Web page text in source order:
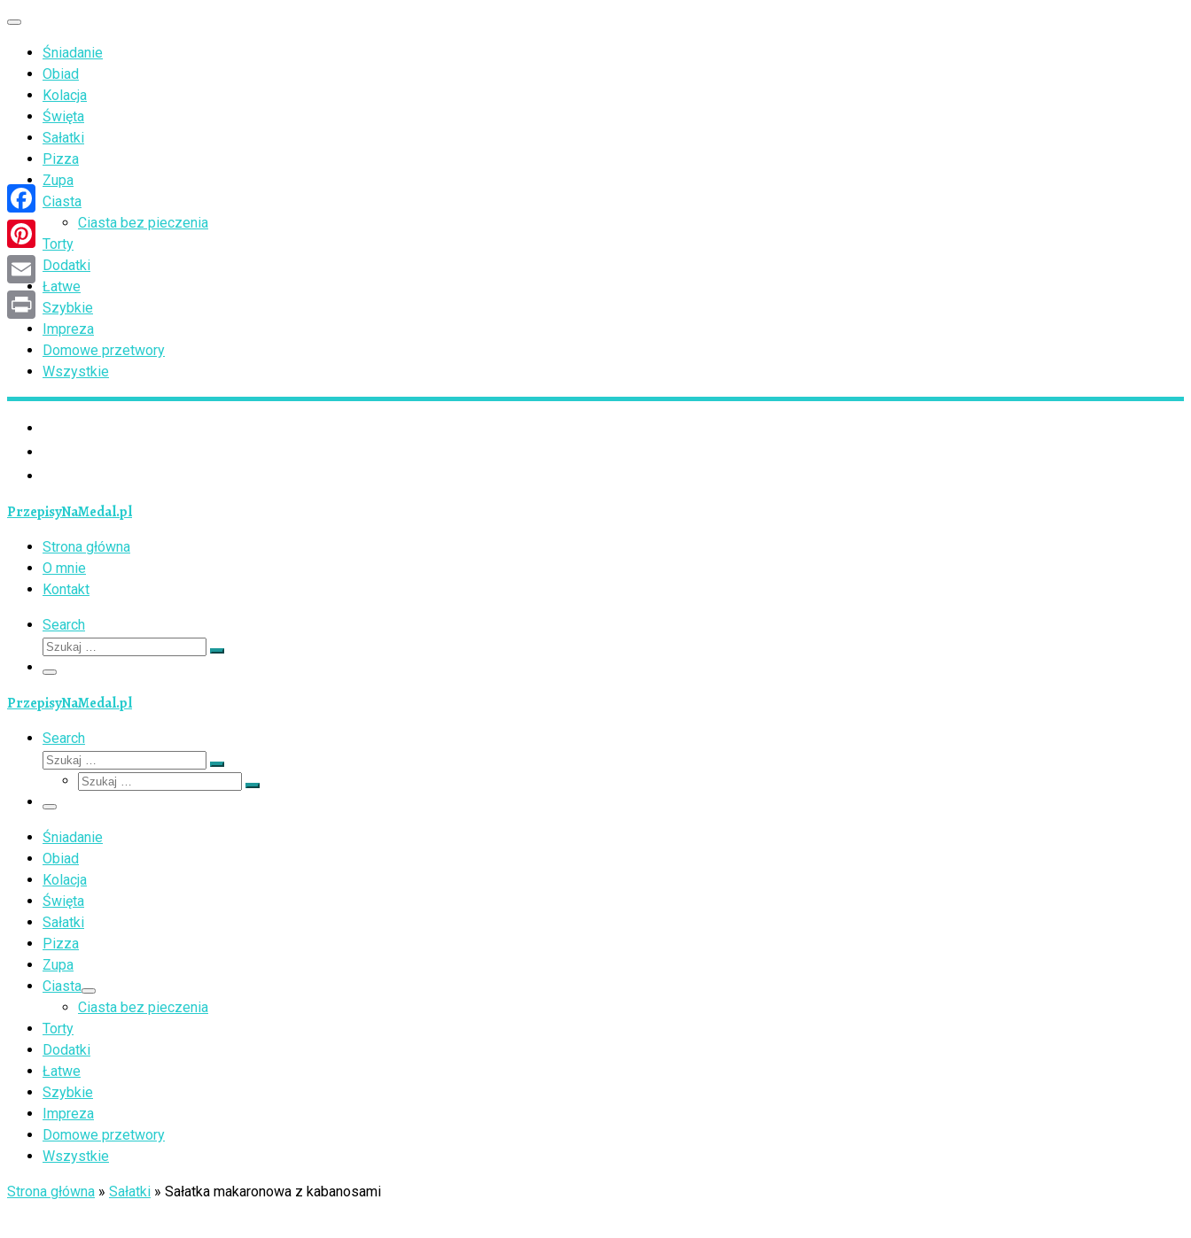
Przejdź
treści
Menu
Śniadanie
Obiad
Kolacja
Święta
Sałatki
Pizza
Zupa
Ciasta
Ciasta bez pieczenia
Torty
Dodatki
Łatwe
Szybkie
Impreza
Domowe przetwory
Wszystkie
PrzepisyNaMedal.pl
Strona główna
O mnie
Kontakt
Search
Szukaj
Szukaj
Menu
PrzepisyNaMedal.pl
Search
Szukaj
Szukaj
Szukaj
Szukaj
Menu
Śniadanie
Obiad
Kolacja
Święta
Sałatki
Pizza
Zupa
Ciasta
Ciasta bez pieczenia
Torty
Dodatki
Łatwe
Szybkie
Impreza
Domowe przetwory
Wszystkie
Strona główna » Sałatki » Sałatka makaronowa z kabanosami
Facebook
Pinterest
Email
Print